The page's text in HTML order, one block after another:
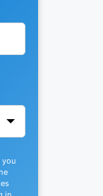
you